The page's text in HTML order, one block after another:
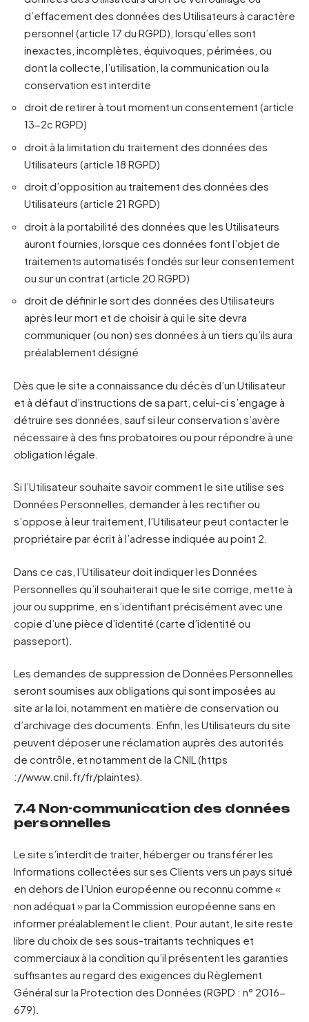
d’effacement des données des Utilisateurs à caractère
personnel (article 17 du RGPD), lorsqu’elles sont
inexactes, incomplètes, équivoques, périmées, ou
dont la collecte, l’utilisation, la communication ou la
conservation est interdite
droit de retirer à tout moment un consentement (article
13-2c RGPD)
droit à la limitation du traitement des données des
Utilisateurs (article 18 RGPD)
droit d’opposition au traitement des données des
Utilisateurs (article 21 RGPD)
droit à la portabilité des données que les Utilisateurs
auront fournies, lorsque ces données font l’objet de
traitements automatisés fondés sur leur consentement
ou sur un contrat (article 20 RGPD)
droit de définir le sort des données des Utilisateurs
après leur mort et de choisir à qui le site devra
communiquer (ou non) ses données à un tiers qu’ils aura
préalablement désigné
Dès que le site a connaissance du décès d’un Utilisateur
et à défaut d’instructions de sa part, celui-ci s’engage à
détruire ses données, sauf si leur conservation s’avère
nécessaire à des fins probatoires ou pour répondre à une
obligation légale.
Si l’Utilisateur souhaite savoir comment le site utilise ses
Données Personnelles, demander à les rectifier ou
s’oppose à leur traitement, l’Utilisateur peut contacter le
propriétaire par écrit à l’adresse indiquée au point 2.
Dans ce cas, l’Utilisateur doit indiquer les Données
Personnelles qu’il souhaiterait que le site corrige, mette à
jour ou supprime, en s’identifiant précisément avec une
copie d’une pièce d’identité (carte d’identité ou
passeport).
Les demandes de suppression de Données Personnelles
seront soumises aux obligations qui sont imposées au
site ar la loi, notamment en matière de conservation ou
d’archivage des documents. Enfin, les Utilisateurs du site
peuvent déposer une réclamation auprès des autorités
de contrôle, et notamment de la CNIL (https
://www.cnil.fr/fr/plaintes).
7.4 Non-communication des données
personnelles
Le site s’interdit de traiter, héberger ou transférer les
Informations collectées sur ses Clients vers un pays situé
en dehors de l’Union européenne ou reconnu comme «
non adéquat » par la Commission européenne sans en
informer préalablement le client. Pour autant, le site reste
libre du choix de ses sous-traitants techniques et
commerciaux à la condition qu’il présentent les garanties
suffisantes au regard des exigences du Règlement
Général sur la Protection des Données (RGPD : n° 2016-
679).